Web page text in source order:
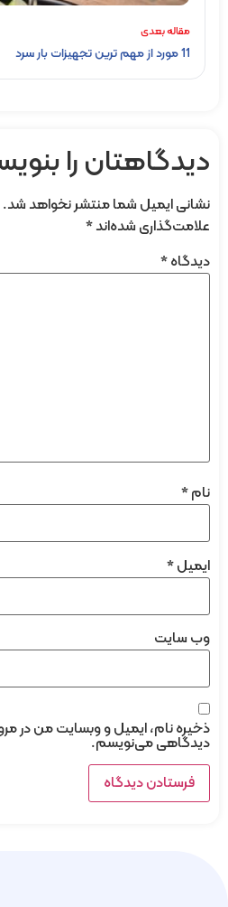
مقاله بعدی
11 مورد از مهم ترین تجهیزات بار سرد
دیدگاهتان را
نشانی ایمیل شما منتشر نخواهد شد.
علامت‌گذاری شده‌اند*
دیدگاه*
نام*
ایمیل*
وب‌ سایت
ذخیره نام، ایمیل و وبسایت من در
دیدگاهی می‌نویسم.